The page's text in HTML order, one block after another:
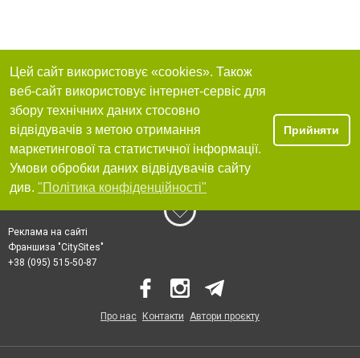
Цей сайт використовує «cookies». Також
веб-сайт використовує інтернет-сервіс для
збору технічних даних стосовно
відвідувачів з метою отримання
маркетингової та статистичної інформації.
Умови обробки даних відвідувачів сайту
див. "Політика конфіденційності"
Прийняти
Реклама на сайті
Франшиза "CitySites"
+38 (095) 515-50-87
Про нас Контакти Автори проєкту